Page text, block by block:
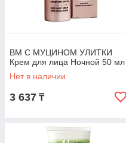
BM С МУЦИНОМ УЛИТКИ
Крем для лица Ночной 50 мл
Нет в наличии
3 637 ₸